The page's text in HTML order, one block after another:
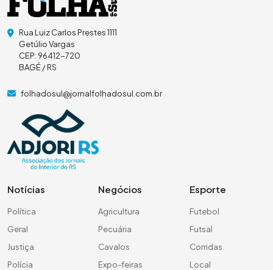
Rua Luiz Carlos Prestes 1111
Getúlio Vargas
CEP: 96412-720
BAGÉ / RS
folhadosul@jornalfolhadosul.com.br
Notícias
Política
Geral
Justiça
Polícia
Negócios
Agricultura
Pecuária
Cavalos
Expo-feiras
Esporte
Futebol
Futsal
Corridas
Local